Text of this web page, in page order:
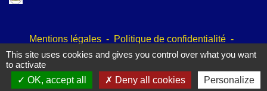
Mentions légales - Politique de confidentialité -
Accessibilité - Plan du site - Gestion des cookies
Site créé en partenariat avec Réseau des Communes
This site uses cookies and gives you control over what you want
to activate
OK, accept all
Deny all cookies Personalize